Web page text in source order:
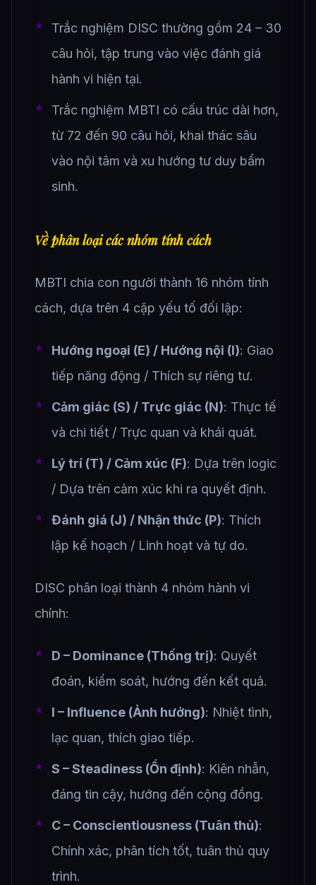
Trắc nghiệm DISC thường gồm 24 – 30
câu hỏi, tập trung vào việc đánh giá
hành vi hiện tại.
Trắc nghiệm MBTI có cấu trúc dài hơn,
từ 72 đến 90 câu hỏi, khai thác sâu
vào nội tâm và xu hướng tư duy bẩm
sinh.
Về phân loại các nhóm tính cách
MBTI chia con người thành 16 nhóm tính
cách, dựa trên 4 cặp yếu tố đối lập:
Hướng ngoại (E) / Hướng nội (I): Giao
tiếp năng động / Thích sự riêng tư.
Cảm giác (S) / Trực giác (N): Thực tế
và chi tiết / Trực quan và khái quát.
Lý trí (T) / Cảm xúc (F): Dựa trên logic
/ Dựa trên cảm xúc khi ra quyết định.
Đánh giá (J) / Nhận thức (P): Thích
lập kế hoạch / Linh hoạt và tự do.
DISC phân loại thành 4 nhóm hành vi
chính:
D – Dominance (Thống trị): Quyết
đoán, kiểm soát, hướng đến kết quả.
I – Influence (Ảnh hưởng): Nhiệt tình,
lạc quan, thích giao tiếp.
S – Steadiness (Ổn định): Kiên nhẫn,
đáng tin cậy, hướng đến cộng đồng.
C – Conscientiousness (Tuân thủ):
Chính xác, phân tích tốt, tuân thủ quy
trình.